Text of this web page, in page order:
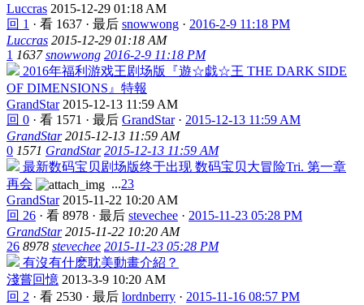
Luccras 2015-12-29 01:18 AM
回 1 · 看 1637 · 最后 snowwong · 2016-2-9 11:18 PM
Luccras 2015-12-29 01:18 AM
1 1637 snowwong 2016-2-9 11:18 PM
2016年福利游戏王剧场版『遊☆戯☆王 THE DARK SIDE
OF DIMENSIONS』特報
GrandStar 2015-12-13 11:59 AM
回 0 · 看 1571 · 最后 GrandStar· 2015-12-13 11:59 AM
GrandStar 2015-12-13 11:59 AM
0 1571 GrandStar 2015-12-13 11:59 AM
最新数码宝贝剧场版终于出现 数码宝贝大冒险Tri. 第一章
再会
...23
GrandStar 2015-11-22 10:20 AM
回 26 · 看 8978 · 最后 stevechee · 2015-11-23 05:28 PM
GrandStar 2015-11-22 10:20 AM
26 8978 stevechee 2015-11-23 05:28 PM
有沒有什麽耽美動畫介紹？
淺嘗回憶 2013-3-9 10:20 AM
回 2 · 看 2530 · 最后 lordnberry · 2015-11-16 08:57 PM